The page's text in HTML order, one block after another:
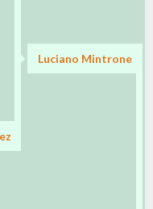
Luciano Mintrone